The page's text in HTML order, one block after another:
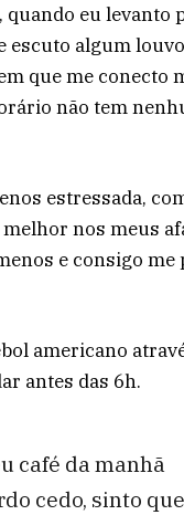
quando eu levanto
escuto algum
que me conecto
não tem
estressada,
nos meus
e consigo me
americano
antes das 6h.
café da manhã
cedo, sinto que